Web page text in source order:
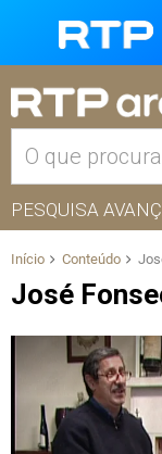
PESQUISA
Início Conteúdo
José